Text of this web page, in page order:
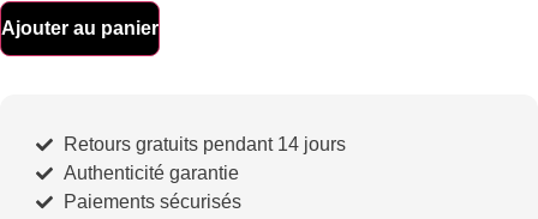
Ajouter au panier
Retours gratuits pendant 14 jours
Authenticité garantie
Paiements sécurisés